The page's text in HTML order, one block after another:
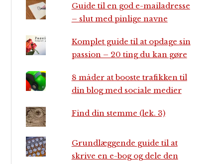
Guide til en god e-mailadresse
– slut med pinlige navne
Komplet guide til at opdage sin
passion – 20 ting du kan gøre
8 måder at booste trafikken til
din blog med sociale medier
Find din stemme (lek. 3)
Grundlæggende guide til at
skrive en e-bog og dele den